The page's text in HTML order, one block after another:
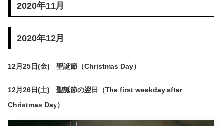
2020年11月
2020年12月
12月25日(金) 聖誕節（Christmas Day）
12月26日(土) 聖誕節の翌日（The first weekday after
Christmas Day）